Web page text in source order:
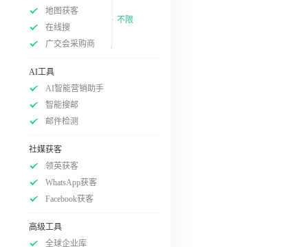
地图获客
在线搜
广交会采购商
不限
AI工具
AI智能营销助手
智能搜邮
邮件检测
社媒获客
领英获客
WhatsApp获客
Facebook获客
高级工具
全球企业库